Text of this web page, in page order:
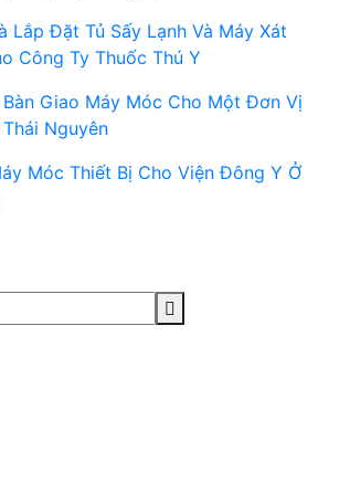
Lắp Đặt Tủ Sấy Lạnh Và Máy Xát
Công Ty Thuốc Thú Y
Giao Máy Móc Cho Một Đơn Vị
Nguyên
Móc Thiết Bị Cho Viện Đông Y Ở